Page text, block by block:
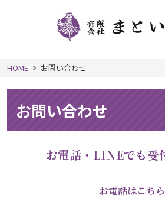
HOME お問い合わせ
お問い合わせ
お電話・LINEでも受
お電話はこちら